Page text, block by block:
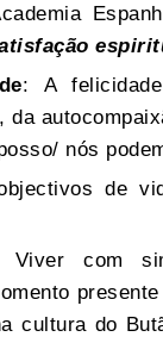
: A
da
nós
de
Viver com
cultura do